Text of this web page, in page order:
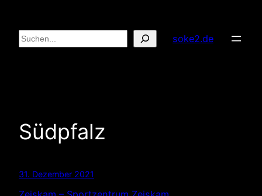
Inhalt
springen
Suchen soke2.de
Südpfalz
31. Dezember 2021